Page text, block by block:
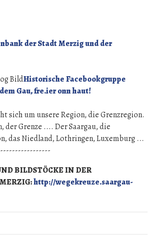
der
Eis
der Stadt Merzig und der
Historische Facebookgruppe
Gau, fre.ier onn haut!
sich um unsere Region, die Grenzregion.
der Grenze .... Der Saargau, die
das Niedland, Lothringen, Luxemburg ...
BILDSTÖCKE IN DER
http://wegekreuze.saargau-